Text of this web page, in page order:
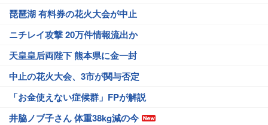
琵琶湖 有料券の花火大会が中止
ニチレイ攻撃 20万件情報流出か
天皇皇后両陛下 熊本県に金一封
中止の花火大会、3市が関与否定
「お金使えない症候群」FPが解説
井脇ノブ子さん 体重38kg減の今